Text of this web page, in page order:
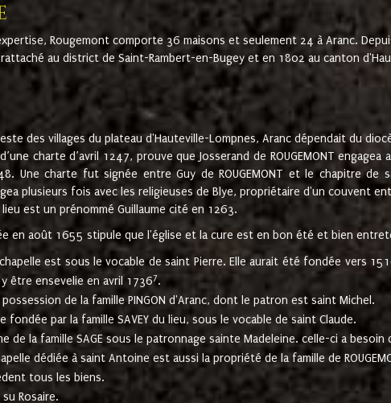
Rougemont comporte 36 maisons et seulement 24 à Aranc.
au district de Saint-Rambert-en-Bugey et en 1802 au canton
des villages du plateau d'Hauteville-Lompnes, Aranc dépendait du
d’une charte d’avril 1247, prouve que Josserand de ROUGEMONT
Une charte fut signée entre Guy de ROUGEMONT et le chapitre
plusieurs fois avec les religieuses de Blye, propriétaire d'un couvent
est un prénommé Guillaume cité en 1263.
en août 1655 stipule que l'église et la cure est en bon été et bien
est sous le vocable de saint Pierre. Elle aurait été fondée vers
y être ensevelie en avril 17367.
possession de la famille PINGON d'Aranc, dont le patron est saint Michel.
fondée par la famille SAVEY du lieu, sous le vocable de saint Claude.
de la famille SAGE sous le patronnage sainte Madeleine. celle-ci a
dédiée à saint Antoine est aussi la propriété de la famille de
tous les biens.
Rosaire.